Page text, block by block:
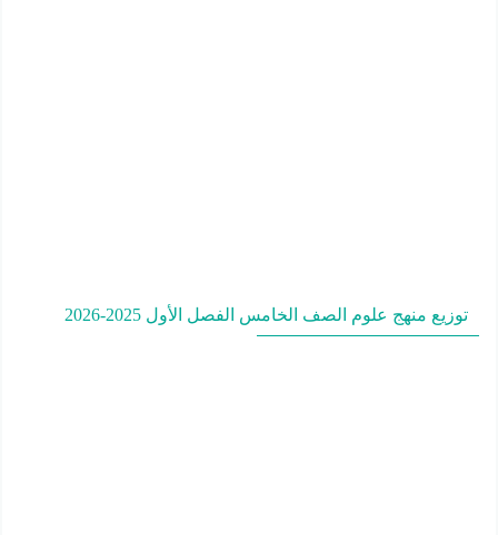
توزيع منهج علوم الصف الخامس الفصل الأول 2025-2026